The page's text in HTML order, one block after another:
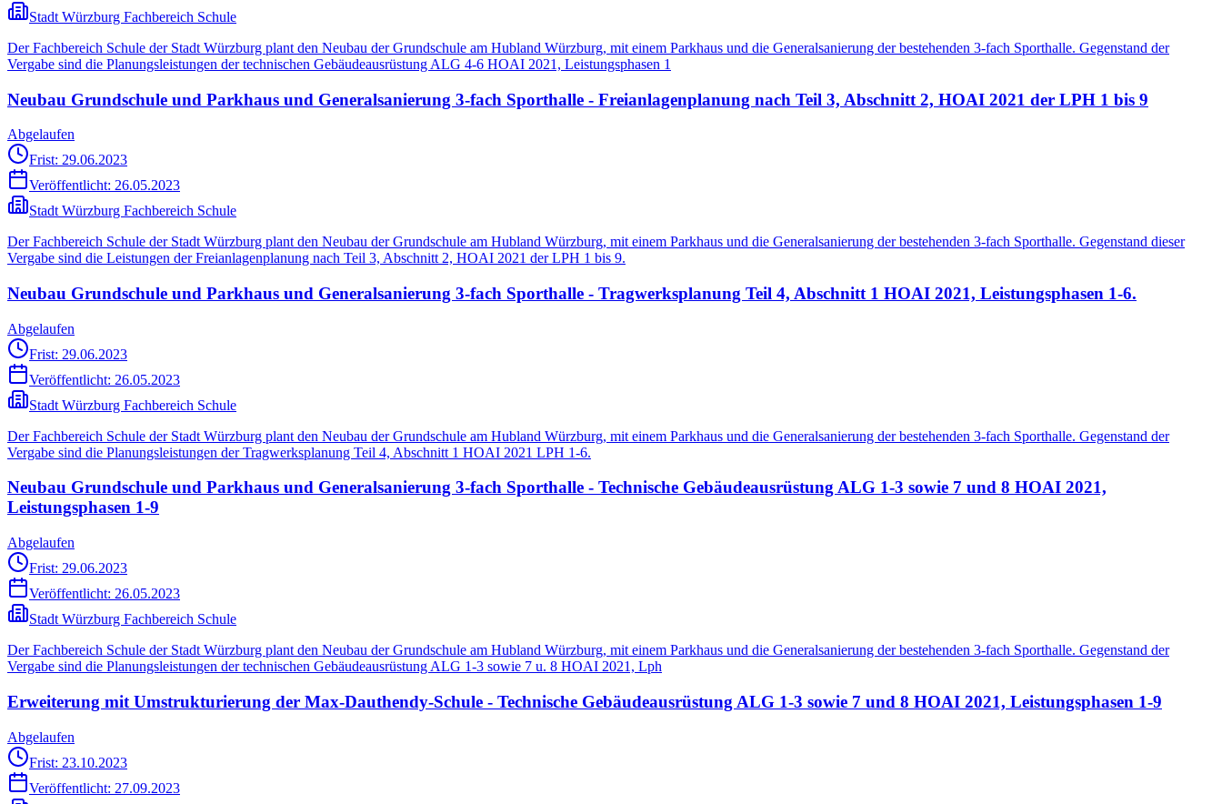
Stadt Würzburg Fachbereich Schule
Der Fachbereich Schule der Stadt Würzburg plant den Neubau der Grundschule am Hubland Würzburg, mit einem Parkhaus und die Generalsanierung der bestehenden 3-fach Sporthalle. Gegenstand der
Vergabe sind die Planungsleistungen der technischen Gebäudeausrüstung ALG 4-6 HOAI 2021, Leistungsphasen 1
Neubau Grundschule und Parkhaus und Generalsanierung 3-fach Sporthalle - Freianlagenplanung nach Teil 3, Abschnitt 2, HOAI 2021 der LPH 1 bis 9
Abgelaufen
Frist: 29.06.2023
Veröffentlicht: 26.05.2023
Stadt Würzburg Fachbereich Schule
Der Fachbereich Schule der Stadt Würzburg plant den Neubau der Grundschule am Hubland Würzburg, mit einem Parkhaus und die Generalsanierung der bestehenden 3-fach Sporthalle. Gegenstand dieser
Vergabe sind die Leistungen der Freianlagenplanung nach Teil 3, Abschnitt 2, HOAI 2021 der LPH 1 bis 9.
Neubau Grundschule und Parkhaus und Generalsanierung 3-fach Sporthalle - Tragwerksplanung Teil 4, Abschnitt 1 HOAI 2021, Leistungsphasen 1-6.
Abgelaufen
Frist: 29.06.2023
Veröffentlicht: 26.05.2023
Stadt Würzburg Fachbereich Schule
Der Fachbereich Schule der Stadt Würzburg plant den Neubau der Grundschule am Hubland Würzburg, mit einem Parkhaus und die Generalsanierung der bestehenden 3-fach Sporthalle. Gegenstand der
Vergabe sind die Planungsleistungen der Tragwerksplanung Teil 4, Abschnitt 1 HOAI 2021 LPH 1-6.
Neubau Grundschule und Parkhaus und Generalsanierung 3-fach Sporthalle - Technische Gebäudeausrüstung ALG 1-3 sowie 7 und 8 HOAI 2021,
Leistungsphasen 1-9
Abgelaufen
Frist: 29.06.2023
Veröffentlicht: 26.05.2023
Stadt Würzburg Fachbereich Schule
Der Fachbereich Schule der Stadt Würzburg plant den Neubau der Grundschule am Hubland Würzburg, mit einem Parkhaus und die Generalsanierung der bestehenden 3-fach Sporthalle. Gegenstand der
Vergabe sind die Planungsleistungen der technischen Gebäudeausrüstung ALG 1-3 sowie 7 u. 8 HOAI 2021, Lph
Erweiterung mit Umstrukturierung der Max-Dauthendy-Schule - Technische Gebäudeausrüstung ALG 1-3 sowie 7 und 8 HOAI 2021, Leistungsphasen 1-9
Abgelaufen
Frist: 23.10.2023
Veröffentlicht: 27.09.2023